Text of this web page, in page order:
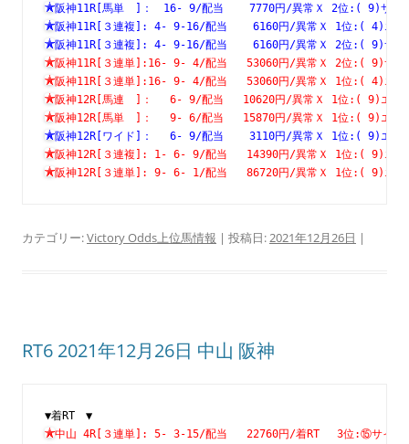
阪神11R[馬単　]：　16- 9/配当    7770円/異常Ｘ 2位:( 9)サダ
阪神11R[３連複]: 4- 9-16/配当    6160円/異常Ｘ 1位:( 4)エア
阪神11R[３連複]: 4- 9-16/配当    6160円/異常Ｘ 2位:( 9)サダ
阪神11R[３連単]:16- 9- 4/配当   53060円/異常Ｘ 2位:( 9)サダ
阪神11R[３連単]:16- 9- 4/配当   53060円/異常Ｘ 1位:( 4)エア
阪神12R[馬連　]：　 6- 9/配当   10620円/異常Ｘ 1位:( 9)エル
阪神12R[馬単　]：　 9- 6/配当   15870円/異常Ｘ 1位:( 9)エル
阪神12R[ワイド]：　 6- 9/配当    3110円/異常Ｘ 1位:( 9)エル
阪神12R[３連複]: 1- 6- 9/配当   14390円/異常Ｘ 1位:( 9)エル
阪神12R[３連単]: 9- 6- 1/配当   86720円/異常Ｘ 1位:( 9)エル
カテゴリー:Victory Odds上位馬情報 | 投稿日: 2021年12月26日 |
RT6 2021年12月26日 中山 阪神
▼着RT　▼
中山 4R[３連単]: 5- 3-15/配当   22760円/着RT